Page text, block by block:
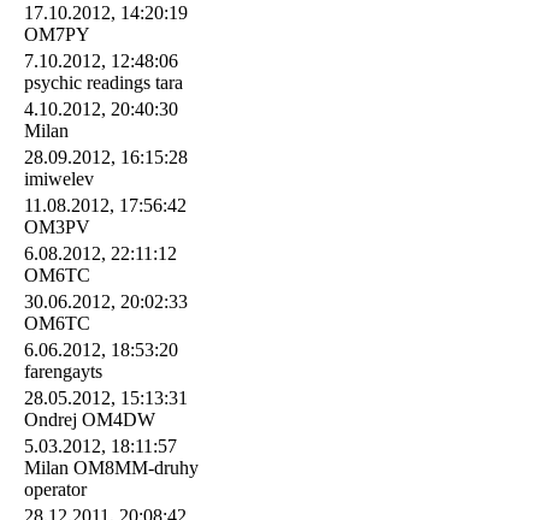
17.10.2012, 14:20:19
OM7PY
7.10.2012, 12:48:06
psychic readings tara
4.10.2012, 20:40:30
Milan
28.09.2012, 16:15:28
imiwelev
11.08.2012, 17:56:42
OM3PV
6.08.2012, 22:11:12
OM6TC
30.06.2012, 20:02:33
OM6TC
6.06.2012, 18:53:20
farengayts
28.05.2012, 15:13:31
Ondrej OM4DW
5.03.2012, 18:11:57
Milan OM8MM-druhy
operator
28.12.2011, 20:08:42